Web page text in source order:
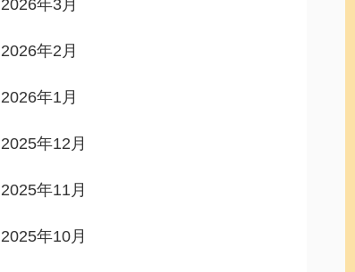
2026年3月
2026年2月
2026年1月
2025年12月
2025年11月
2025年10月